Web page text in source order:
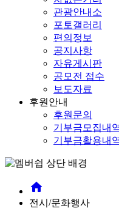
관광안내소
포토갤러리
편의정보
공지사항
자유게시판
공모전 접수
보도자료
후원안내
후원문의
기부금모집내
기부금활용내
home
전시/문화행사